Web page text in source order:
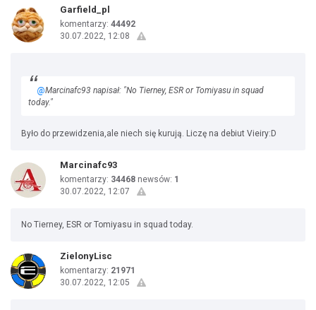
Garfield_pl
komentarzy: 44492
30.07.2022, 12:08
@Marcinafc93 napisał: "No Tierney, ESR or Tomiyasu in squad
today."
Było do przewidzenia,ale niech się kurują. Liczę na debiut Vieiry:D
Marcinafc93
komentarzy: 34468 newsów: 1
30.07.2022, 12:07
No Tierney, ESR or Tomiyasu in squad today.
ZielonyLisc
komentarzy: 21971
30.07.2022, 12:05